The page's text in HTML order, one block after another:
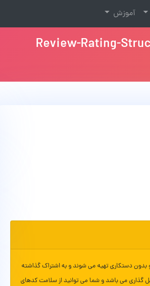
آموزش
Review-Rating-
بدون دستکاری تهیه می شوند و به اشتراک گذاشته
گذاری می باشد و شما می توانید از سلامت کدهای